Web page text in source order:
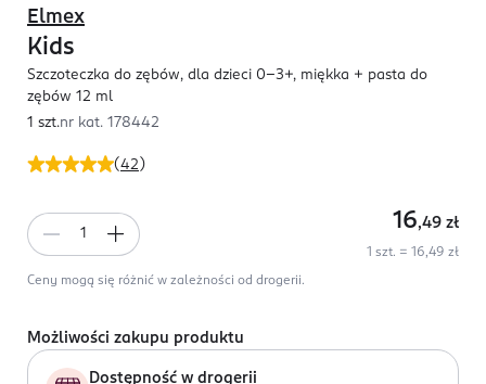
(42 )
Elmex
Kids
Szczoteczka do zębów, dla dzieci 0-3+, miękka + pasta do
zębów 12 ml
1 szt.nr kat. 178442
16,49 zł
1 szt. = 16,49 zł
Ceny mogą się różnić w zależności od drogerii.
Możliwości zakupu produktu
Dostępność w drogerii